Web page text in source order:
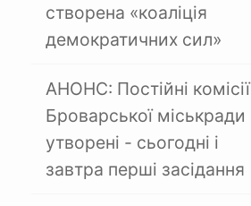
створена «коаліція
демократичних сил»
АНОНС: Постійні комісії
Броварської міськради
утворені - сьогодні і
завтра перші засідання